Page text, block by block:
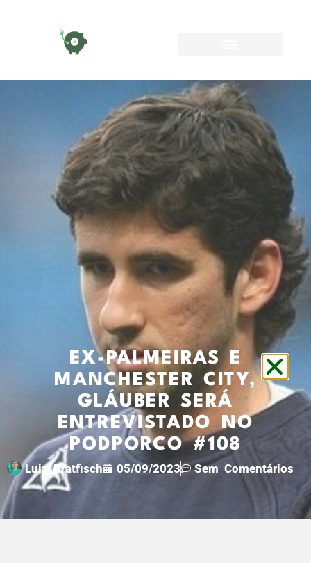
EX-PALMEIRAS E
MANCHESTER CITY,
GLÁUBER SERÁ
ENTREVISTADO NO
PODPORCO #108
Luiz Bratfisch 05/09/2023 Sem Comentários